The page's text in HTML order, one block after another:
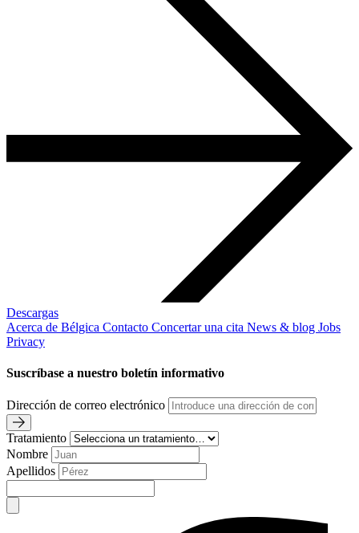
Descargas
Acerca de Bélgica Contacto Concertar una cita News & blog Jobs
Privacy
Suscríbase a nuestro boletín informativo
Dirección de correo electrónico
Tratamiento
Nombre
Apellidos